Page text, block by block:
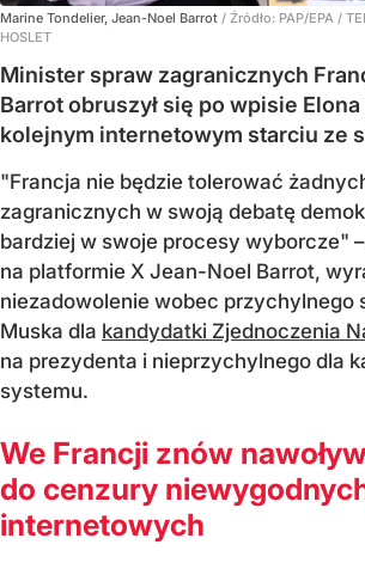
Marine Tondelier, Jean-Noel Barrot / Źródło: PAP/EPA /
HOSLET
Minister spraw zagranicznych
Barrot obruszył się po wpisie
kolejnym internetowym starciu ze
"Francja nie będzie tolerować
zagranicznych w swoją debatę
bardziej w swoje procesy wyborcze" –
na platformie X Jean-Noel Barrot,
niezadowolenie wobec przychylnego
Muska dla kandydatki Zjednoczenia
na prezydenta i nieprzychylnego dla
systemu.
We Francji znów
do cenzury
internetowych